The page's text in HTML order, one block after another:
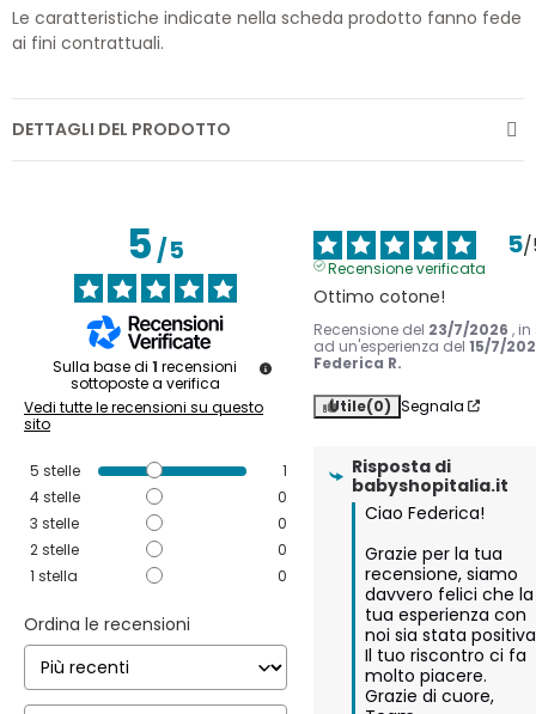
Le caratteristiche indicate nella scheda prodotto fanno fede
ai fini contrattuali.
DETTAGLI DEL PRODOTTO
5/5
Sulla base di 1 recensioni
sottoposte a verifica
Vedi tutte le recensioni su questo
sito
5 stelle
1
4stelle
0
3 stelle
0
2stelle
0
1 stella 0
Ordina le recensioni
5/
Recensione verificata
Ottimo cotone!
Recensione del 23/7/2026 ,
ad un'esperienza del 15/7/
Federica R.
Utile(0) Segnala
Risposta di
babyshopitalia.it
Ciao Federica!
Grazie per la tua
recensione, siamo
davvero felici che la
tua esperienza con
noi sia stata
Il tuo riscontro ci fa
molto piacere.
Grazie di cuore,